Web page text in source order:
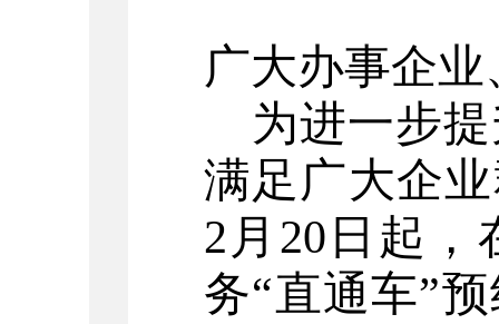
广大办事企业
为进一步
满足广大企
2 月 20 日起，
务“直通车”